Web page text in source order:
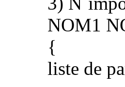
NOM1
{
liste de